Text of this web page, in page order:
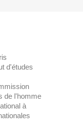
d'études
de l'homme
à